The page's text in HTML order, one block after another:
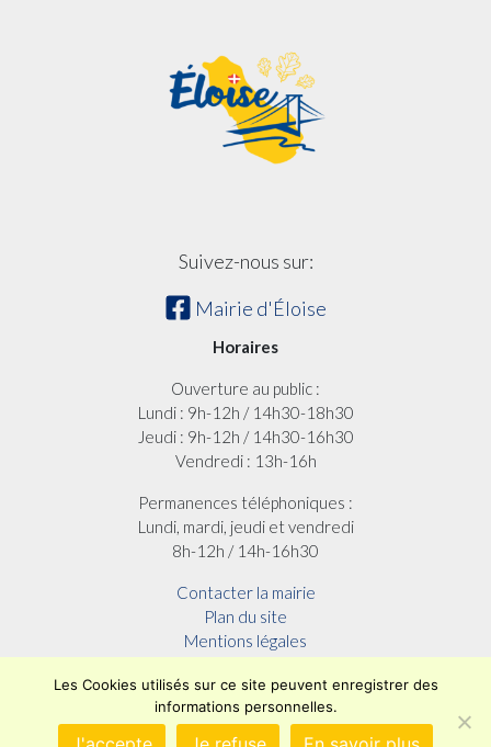
Suivez-nous sur:
Mairie d'Éloise
Horaires
Ouverture au public :
Lundi : 9h-12h / 14h30-18h30
Jeudi : 9h-12h / 14h30-16h30
Vendredi : 13h-16h
Permanences téléphoniques :
Lundi, mardi, jeudi et vendredi
8h-12h / 14h-16h30
Contacter la mairie
Plan du site
Mentions légales
Accessibilité (en cours)
Encore un siteCommu'net !
Les Cookies utilisés sur ce site peuvent enregistrer des
informations personnelles.